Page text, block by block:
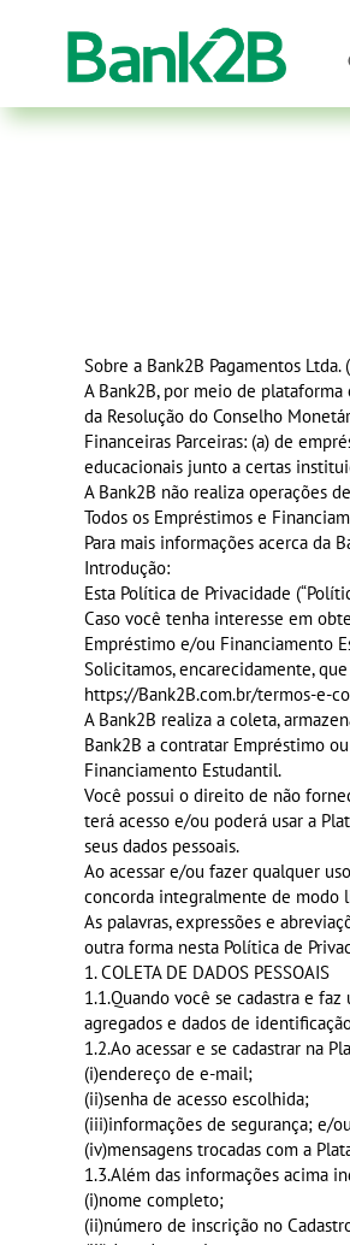
Sobre a Bank2B Pagamentos Ltda.
A Bank2B, por meio de
da Resolução do Conselho
Financeiras Parceiras: (a) de
educacionais junto a certas
A Bank2B não realiza operações
Todos os Empréstimos e
Para mais informações acerca da
Introdução:
Esta Política de Privacidade
Caso você tenha interesse em
Empréstimo e/ou Financiamento
Solicitamos, encarecidamente,
https://Bank2B.com.br/termos-e-
A Bank2B realiza a coleta,
Bank2B a contratar Empréstimo
Financiamento Estudantil.
Você possui o direito de não
terá acesso e/ou poderá usar a
seus dados pessoais.
Ao acessar e/ou fazer qualquer
concorda integralmente de modo
As palavras, expressões e
outra forma nesta Política de
1. COLETA DE DADOS PESSOAIS
1.1.Quando você se cadastra e
agregados e dados de
1.2.Ao acessar e se cadastrar na
(i)endereço de e-mail;
(ii)senha de acesso escolhida;
(iii)informações de segurança; e/ou
(iv)mensagens trocadas com a
1.3.Além das informações acima
(i)nome completo;
(ii)número de inscrição no